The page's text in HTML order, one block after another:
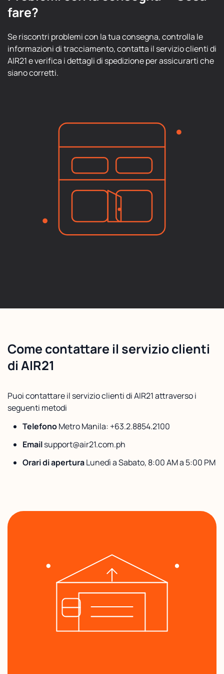
fare?
Se riscontri problemi con la tua consegna, controlla le
informazioni di tracciamento, contatta il servizio clienti di
AIR21 e verifica i dettagli di spedizione per assicurarti che
siano corretti.
Come contattare il servizio clienti
di AIR21
Puoi contattare il servizio clienti di AIR21 attraverso i
seguenti metodi
TelefonoMetro Manila: +63.2.8854.2100
Emailsupport@air21.com.ph
Orari di aperturaLunedì a Sabato, 8:00 AM a 5:00 PM